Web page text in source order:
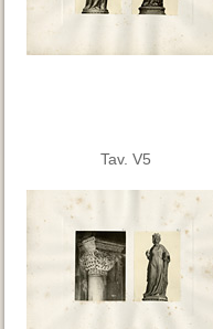
Tav. V5